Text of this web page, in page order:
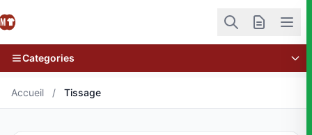
Categories
Accueil / Tissage